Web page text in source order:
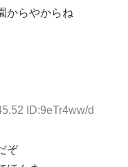
からやからね
ID:9eTr4ww/d
ぞ